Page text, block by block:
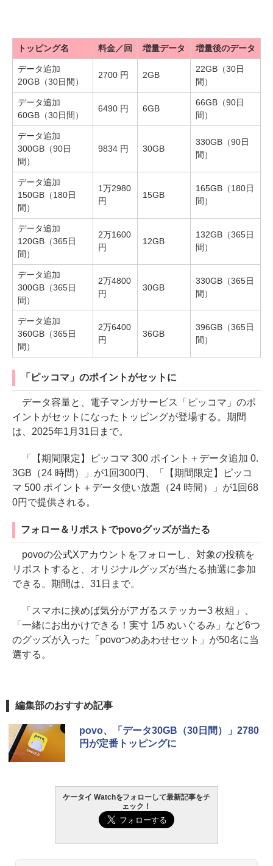
トッピング名 料金／回 増量データ 増量後のデータ
データ追加
20GB（30日間）
2700 円 2GB
22GB（30日
間）
データ追加
60GB（30日間）
6490 円 6GB
66GB（90日
間）
データ追加
300GB（90日
間）
9834 円 30GB
330GB（90日
間）
データ追加
150GB（180日
間）
1万2980
円
15GB
165GB（180日
間）
データ追加
120GB（365日
間）
2万1600
円
12GB
132GB（365日
間）
データ追加
300GB（365日
間）
2万4800
円
30GB
330GB（365日
間）
データ追加
360GB（365日
間）
2万6400
円
36GB
396GB（365日
間）
「ピッコマ」のポイントがセットに
データ容量と、電子マンガサービス「ピッコマ」のポ
イントがセットになったトッピングが登場する。期間
は、2025年1月31日まで。
「【期間限定】ピッコマ 300 ポイント＋データ追加 0.
3GB（24 時間）」が1回300円、「【期間限定】ピッコ
マ 500 ポイント＋データ使い放題（24 時間）」が1回68
0円で提供される。
フォロー＆リポストでpovoグッズが当たる
povoの公式Xアカウントをフォローし、対象の投稿を
リポストすると、オリジナルグッズが当たる抽選に参加
できる。期間は、31日まで。
「スマホに挟めば気分がアガるステッカー3 枚組」、
「一緒にお出かけできる！実寸 1/5 ぬいぐるみ」など6つ
のグッズが入った「povoつめあわせセット」が50名に当
選する。
編集部のおすすめ記事
povo、「データ30GB（30日間）」2780
円が定番トッピングに
ケータイ Watchをフォローして最新記事をチ
ェック！